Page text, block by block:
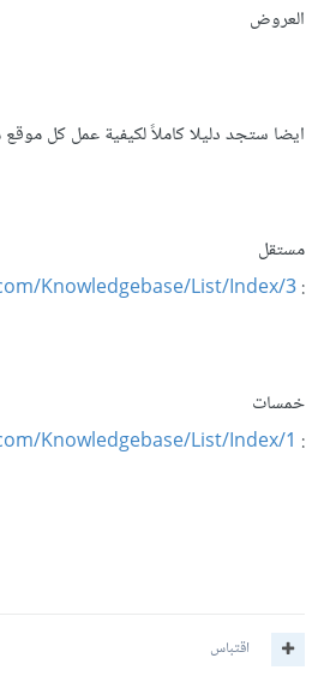
العروض
ايضا ستجد دليلا كاملاً لكيفية عمل كل موقع
مستقل
:
Knowledgebase/List/Index/3/
خمسات
:
Knowledgebase/List/Index/1/
اقتباس